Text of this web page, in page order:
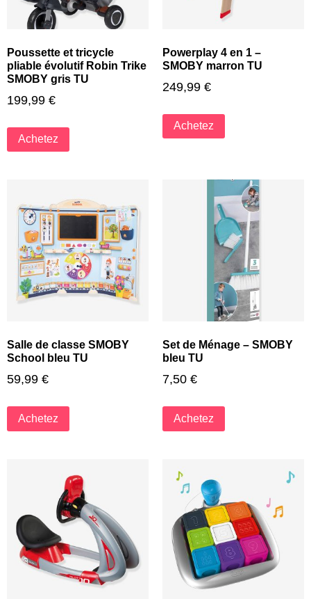
Poussette et tricycle
pliable évolutif Robin Trike
SMOBY gris TU
199,99 €
Achetez
Powerplay 4 en 1 –
SMOBY marron TU
249,99 €
Achetez
Salle de classe SMOBY
School bleu TU
59,99 €
Achetez
Set de Ménage – SMOBY
bleu TU
7,50 €
Achetez